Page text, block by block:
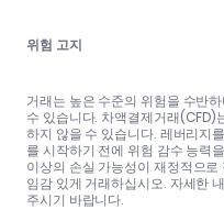
위험 고지
거래는 높은 수준의 위험을 수반
수 있습니다. 차액결제거래(CFD)
하지 않을 수 있습니다. 레버리지
를 시작하기 전에 위험 감수 능력
이상의 손실 가능성이 재정적으
임감 있게 거래하십시오. 자세한
주시기 바랍니다.